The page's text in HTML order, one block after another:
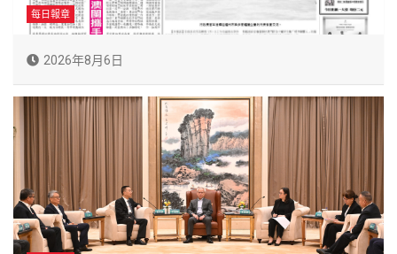
每日報章
2026年8月6日